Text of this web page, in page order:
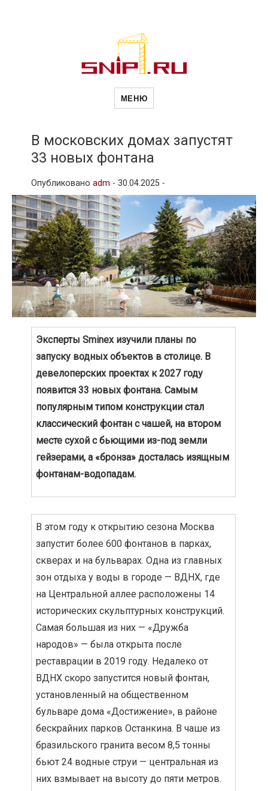
Новости
и
рубрики
МЕНЮ
В московских домах запустят
33 новых фонтана
Опубликовано adm - 30.04.2025 -
Эксперты Sminex изучили планы по
запуску водных объектов в столице. В
девелоперских проектах к 2027 году
появится 33 новых фонтана. Самым
популярным типом конструкции стал
классический фонтан с чашей, на втором
месте сухой с бьющими из-под земли
гейзерами, а «бронза» досталась изящным
фонтанам-водопадам.
В этом году к открытию сезона Москва
запустит более 600 фонтанов в парках,
скверах и на бульварах. Одна из главных
зон отдыха у воды в городе — ВДНХ, где
на Центральной аллее расположены 14
исторических скульптурных конструкций.
Самая большая из них — «Дружба
народов» — была открыта после
реставрации в 2019 году. Недалеко от
ВДНХ скоро запустится новый фонтан,
установленный на общественном
бульваре дома «Достижение», в районе
бескрайних парков Останкина. В чаше из
бразильского гранита весом 8,5 тонны
бьют 24 водные струи — центральная из
них взмывает на высоту до пяти метров.